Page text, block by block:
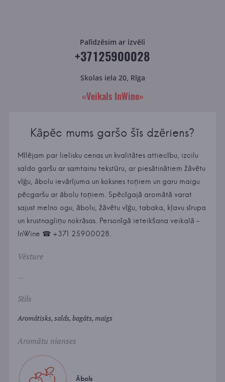
Palīdzēsim ar izvēli
+37125900028
Skolas iela 20, Rīga
«Veikals InWine»
Kāpēc mums garšo šīs dzēriens?
Mīlējam par lielisku cenas un kvalitātes attiecību, izcilu
saldo garšu ar samtainu tekstūru, ar piesātinātiem žāvētu
vīģu, ābolu ievārījuma un koksnes toņiem un garu maigu
pēcgaršu ar ābolu toņiem. Spēcīgajā aromātā varat
sajust melno ogu, ābolu, žāvētu vīģu, tabaka, kļavu sīrupa
un krustnagliņu nokrāsas. Personīgā ieteikšana veikalā -
InWine ☎ +371 25900028.
Vēsture
...
Stils
Aromātisks, salds, bagāts, maigs
Aromātu nianses
Ābols